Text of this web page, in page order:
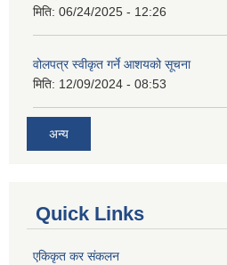
मिति: 06/24/2025 - 12:26
वोलपत्र स्वीकृत गर्ने आशयको सूचना
मिति: 12/09/2024 - 08:53
अन्य
Quick Links
एकिकृत कर संकलन